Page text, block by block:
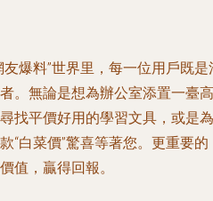
爆料”世界里，每一位用戶既是
。無論是想為辦公室添置一臺高
找平價好用的學習文具，或是為
“白菜價”驚喜等著您。更重要的
值，贏得回報。